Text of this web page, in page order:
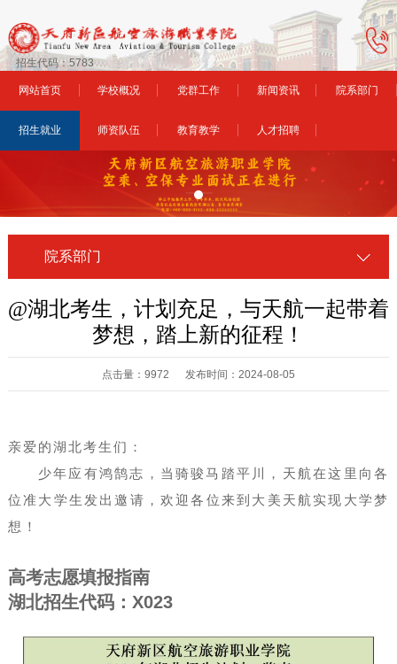
招生代码：5783
网站首页 学校概况 党群工作 新闻资讯 院系部门
招生就业 师资队伍 教育教学 人才招聘
院系部门
@湖北考生，计划充足，与天航一起带着
梦想，踏上新的征程！
点击量：9972 发布时间：2024-08-05
亲爱的湖北考生们：
少年应有鸿鹄志，当骑骏马踏平川，天航在这里向各
位准大学生发出邀请，欢迎各位来到大美天航实现大学梦
想！
高考志愿填报指南
湖北招生代码：X023